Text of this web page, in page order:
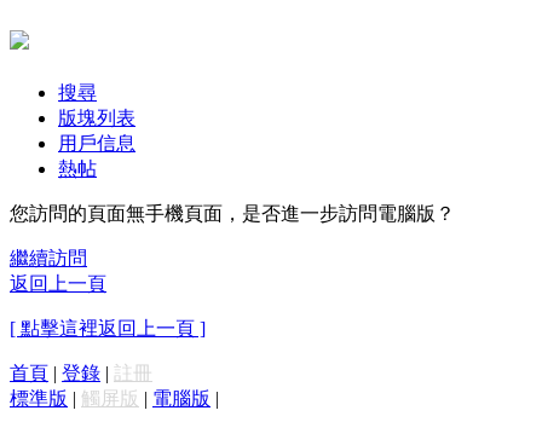
搜尋
版塊列表
用戶信息
熱帖
您訪問的頁面無手機頁面，是否進一步訪問電腦版？
繼續訪問
返回上一頁
[ 點擊這裡返回上一頁 ]
首頁 | 登錄 | 註冊
標準版 | 觸屏版 | 電腦版 |